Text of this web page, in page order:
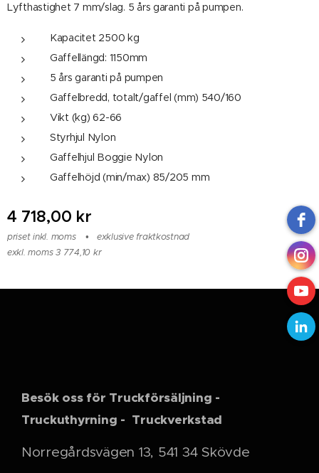
Lyfthastighet 7 mm/slag. 5 års garanti på pumpen.
Kapacitet 2500 kg
Gaffellängd: 1150mm
5 års garanti på pumpen
Gaffelbredd, totalt/gaffel (mm) 540/160
Vikt (kg) 62-66
Styrhjul Nylon
Gaffelhjul Boggie Nylon
Gaffelhöjd (min/max) 85/205 mm
4 718,00 kr
priset inkl. moms
exklusive fraktkostnad
exkl. moms 3 774,10 kr
Besök oss för Truckförsäljning -
Truckuthyrning - Truckverkstad
Norregårdsvägen 13, 541 34 Skövde